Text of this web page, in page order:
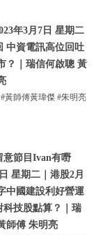
年3月7日 星期二
中資電訊高位回吐
？｜瑞信何啟聰 黃
黃師傅黃瑋傑 #朱明亮
意節目Ivan有嘢
星期二｜港股2月
中國建設利好營運
科技股點算？｜瑞
師傅 朱明亮